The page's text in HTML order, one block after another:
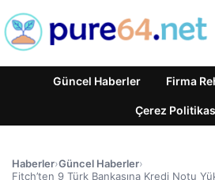
Güncel Haberler Firma
Çerez
Haberler›Güncel Haberler›
Fitch’ten 9 Türk Bankasına Kredi Notu